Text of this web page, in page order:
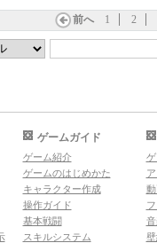
前へ 1 2
ゲームガイド
ゲーム紹介
ゲームのはじめかた
キャラクター作成
操作ガイド
基本戦闘
スキルシステム